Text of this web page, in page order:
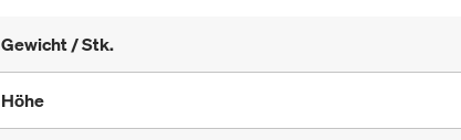
Gewicht / Stk.
Höhe